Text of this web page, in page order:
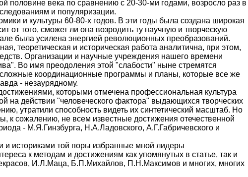
половине века по сравнению с 20-30-ми годами, возросло раз в
и популяризации.
и культуры 60-80-х годов. В эти годы была создана широкая
от того, сможет ли она возродить ту научную и творческую
была усилена энергией революционных преобразований.
теоретическая и историческая работа аналитична, при этом,
Организации и научные учреждения нашего времени
Во имя преодоления этой "слабости" ныне стремятся
сложные координационные программы и планы, которые все же
- незаурядному.
которыми отмечена профессиональная культура
на действии "человеческого фактора" выдающихся творческих
утратили способность видеть их синтетический масштаб. Но
к сожалению, не всем известные достижения отечественной
- М.Я.Гинзбурга, Н.А.Ладовского, А.Г.Габричевского и
и историками той поры избранные мной лидеры
к методам и достижениям как упомянутых в статье, так и
И.Л.Маца, Б.П.Михайлов, П.Н.Максимов и многих, многих